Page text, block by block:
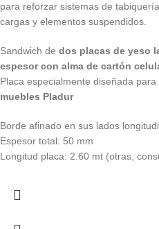
para reforzar sistemas de
cargas y elementos suspendidos.
Sandwich de dos placas de yeso
espesor con alma de cartón
Placa especialmente diseñada
muebles Pladur
Borde afinado en sus lados
Espesor total: 50 mm
Longitud placa: 2.60 mt (otras,